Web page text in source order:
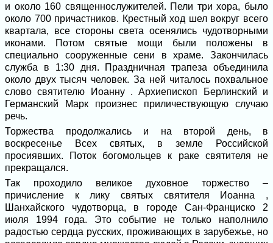
и около 160 священнослужителей. Пели три хора, было
около 700 причастников. Крестный ход шел вокруг всего
квартала, все стороны света осенялись чудотворными
иконами. Потом святые мощи были положены в
специально сооруженные сени в храме. Закончилась
служба в 1:30 дня. Праздничная трапеза объединила
около двух тысяч человек. За ней читалось похвальное
слово святителю Иоанну . Архиепископ Берлинский и
Германский Марк произнес приличествующую случаю
речь.
Торжества продолжались и на второй день, в
воскресенье Всех святых, в земле Российской
просиявших. Поток богомольцев к раке святителя не
прекращался.
Так проходило великое духовное торжество –
причисление к лику святых святителя Иоанна ,
Шанхайского чудотворца, в городе Сан-Франциско 2
июля 1994 года. Это событие не только наполнило
радостью сердца русских, проживающих в зарубежье, но